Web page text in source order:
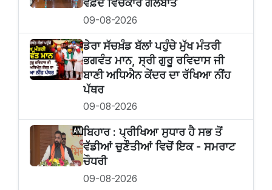
ਵਫ਼ਦ ਵਿਚਕਾਰ ਗੱਲਬਾਤ
09-08-2026
ਡੇਰਾ ਸੱਚਖ਼ੰਡ ਬੱਲਾਂ ਪਹੁੰਚੇ ਮੁੱਖ ਮੰਤਰੀ
ਭਗਵੰਤ ਮਾਨ, ਸ੍ਰੀ ਗੁਰੂ ਰਵਿਦਾਸ ਜੀ
ਬਾਣੀ ਅਧਿਐਨ ਕੇਂਦਰ ਦਾ ਰੱਖਿਆ ਨੀਂਹ
ਪੱਥਰ
09-08-2026
ਬਿਹਾਰ : ਪ੍ਰੀਖਿਆ ਸੁਧਾਰ ਹੈ ਸਭ ਤੋਂ
ਵੱਡੀਆਂ ਚੁਣੌਤੀਆਂ ਵਿਚੋਂ ਇਕ - ਸਮਰਾਟ
ਚੌਧਰੀ
09-08-2026